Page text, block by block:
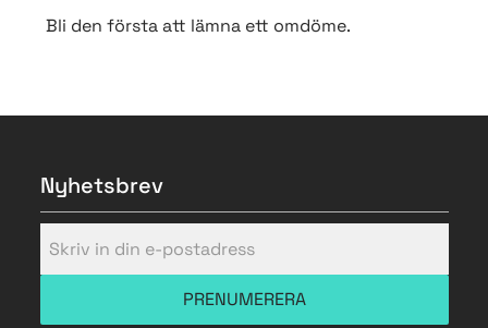
Bli den första att lämna ett omdöme.
Nyhetsbrev
PRENUMERERA